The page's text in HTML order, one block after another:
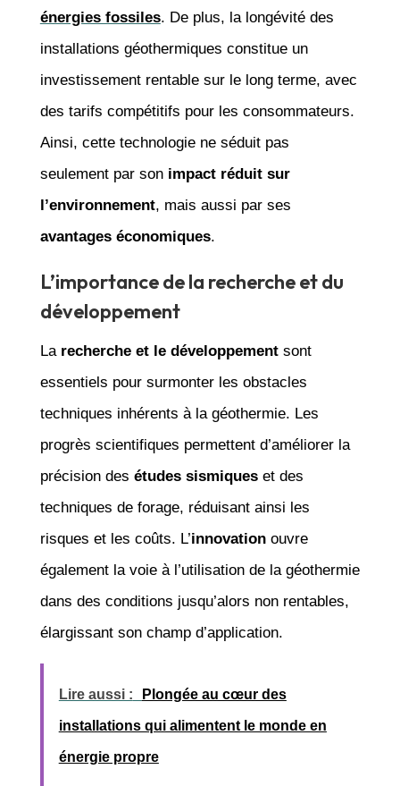
énergies fossiles. De plus, la longévité des
installations géothermiques constitue un
investissement rentable sur le long terme, avec
des tarifs compétitifs pour les consommateurs.
Ainsi, cette technologie ne séduit pas
seulement par son impact réduit sur
l’environnement, mais aussi par ses
avantages économiques.
L’importance de la recherche et du
développement
La recherche et le développementsont
essentiels pour surmonter les obstacles
techniques inhérents à la géothermie. Les
progrès scientifiques permettent d’améliorer la
précision des études sismiqueset des
techniques de forage, réduisant ainsi les
risques et les coûts. L’innovationouvre
également la voie à l’utilisation de la géothermie
dans des conditions jusqu’alors non rentables,
élargissant son champ d’application.
Lire aussi : Plongée au cœur des
installations qui alimentent le monde en
énergie propre